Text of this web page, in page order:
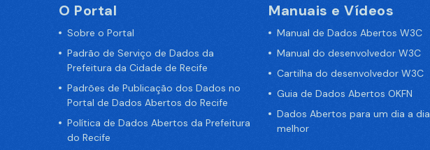
O Portal
Sobre o Portal
Padrão de Serviço de Dados da
Prefeitura da Cidade de Recife
Padrões de Publicação dos Dados no
Portal de Dados Abertos do Recife
Política de Dados Abertos da Prefeitura
do Recife
Manuais e Vídeos
Manual de Dados Abertos W3C
Manual do desenvolvedor W3C
Cartilha do desenvolvedor W3C
Guia de Dados Abertos OKFN
Dados Abertos para um dia a dia
melhor